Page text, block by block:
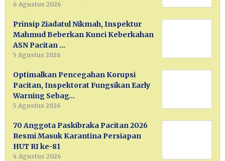
6 Agustus 2026
Prinsip Ziadatul Nikmah, Inspektur
Mahmud Beberkan Kunci Keberkahan
ASN Pacitan …
5 Agustus 2026
Optimalkan Pencegahan Korupsi
Pacitan, Inspektorat Fungsikan Early
Warning Sebag…
5 Agustus 2026
70 Anggota Paskibraka Pacitan 2026
Resmi Masuk Karantina Persiapan
HUT RI ke-81
4 Agustus 2026